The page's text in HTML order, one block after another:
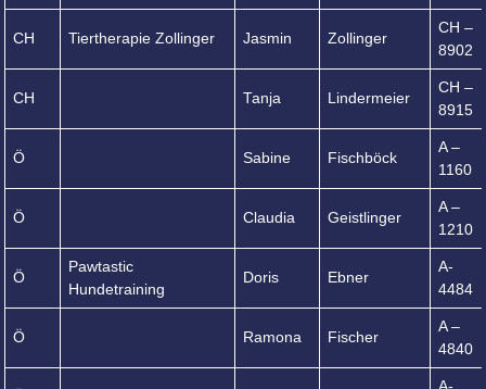
CH Tiertherapie Zollinger Jasmin Zollinger
CH –
8902
CH Tanja Lindermeier
CH –
8915
Ö Sabine Fischböck
A –
1160
Ö Claudia Geistlinger
A –
1210
Ö
Pawtastic
Hundetraining
Doris Ebner
A-
4484
Ö Ramona Fischer
A –
4840